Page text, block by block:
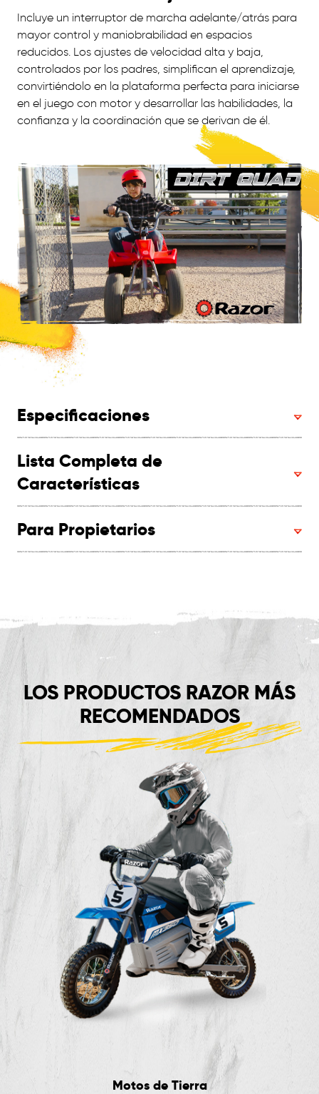
Incluye un interruptor de marcha adelante/atrás para
mayor control y maniobrabilidad en espacios
reducidos. Los ajustes de velocidad alta y baja,
controlados por los padres, simplifican el aprendizaje,
convirtiéndolo en la plataforma perfecta para iniciarse
en el juego con motor y desarrollar las habilidades, la
confianza y la coordinación que se derivan de él.
Especificaciones
Lista Completa de
Características
Para Propietarios
LOS PRODUCTOS RAZOR MÁS
RECOMENDADOS
Motos de Tierra